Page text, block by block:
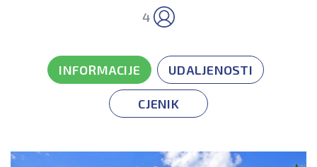
4
INFORMACIJE UDALJENOSTI
CJENIK